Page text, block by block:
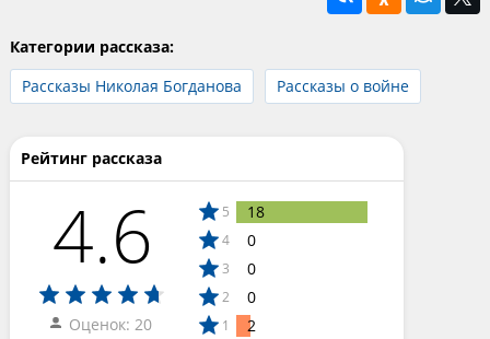
Категории рассказа:
Рассказы Николая Богданова
Рассказы о войне
Рейтинг рассказа
4.6
Оценок: 20
5 18
4 0
3 0
2 0
1 2